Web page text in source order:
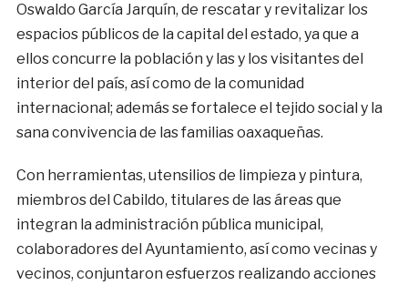
Oswaldo García Jarquín, de rescatar y revitalizar los
espacios públicos de la capital del estado, ya que a
ellos concurre la población y las y los visitantes del
interior del país, así como de la comunidad
internacional; además se fortalece el tejido social y la
sana convivencia de las familias oaxaqueñas.
Con herramientas, utensilios de limpieza y pintura,
miembros del Cabildo, titulares de las áreas que
integran la administración pública municipal,
colaboradores del Ayuntamiento, así como vecinas y
vecinos, conjuntaron esfuerzos realizando acciones